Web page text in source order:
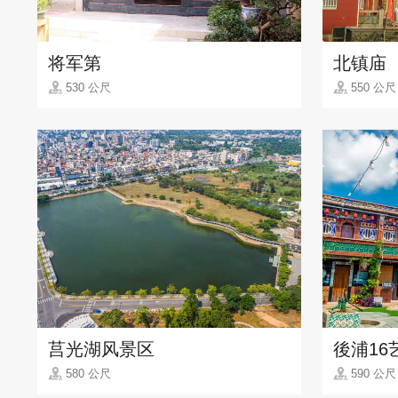
将军第
530 公尺
北镇庙
550 公尺
莒光湖风景区
580 公尺
後浦16
590 公尺